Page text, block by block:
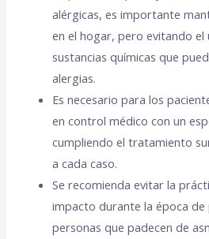
alérgicas, es importante
en el hogar, pero evitando el
sustancias químicas que
alergias.
Es necesario para los
en control médico con un
cumpliendo el tratamiento
a cada caso.
Se recomienda evitar la
impacto durante la época de
personas que padecen de